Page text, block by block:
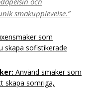
smakupplevelse.”
som
skapa sofistikerade
Använd smaker som
skapa somriga,